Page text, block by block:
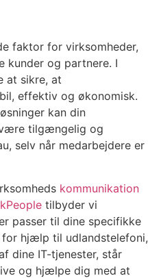
faktor for virksomheder,
kunder og partnere. I
at sikre, at
effektiv og økonomisk.
kan din
tilgængelig og
selv når medarbejdere er
kommunikation
tilbyder vi
passer til dine specifikke
for hjælp til udlandstelefoni,
dine IT-tjenester, står
og hjælpe dig med at